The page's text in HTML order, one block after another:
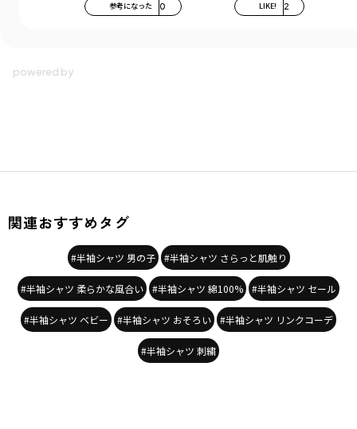
参考になった 0 LIKE! 2
関連おすすめタグ
#半袖シャツ 男の子 #半袖シャツ さらっと肌触り
#半袖シャツ 柔らかな風合い #半袖シャツ 綿100% #半袖シャツ セール
#半袖シャツ ベビー #半袖シャツ おそろい #半袖シャツ リンクコーデ
#半袖シャツ 刺繍